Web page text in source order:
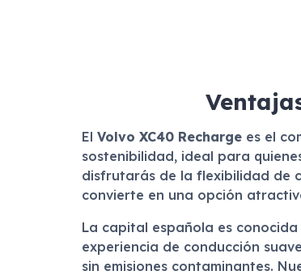
El Volvo XC40 Rechargees el
sostenibilidad, ideal para
disfrutarás de la flexibilidad de
convierte en una opción
La capital española es
experiencia de conducción
sin emisiones contaminantes.